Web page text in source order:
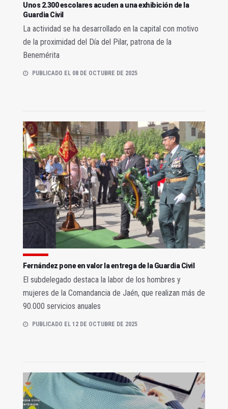
Unos 2.300 escolares acuden a una exhibición de la
Guardia Civil
La actividad se ha desarrollado en la capital con motivo
de la proximidad del Día del Pilar, patrona de la
Benemérita
PUBLICADO EL 08 DE OCTUBRE DE 2025
Fernández pone en valor la entrega de la Guardia Civil
El subdelegado destaca la labor de los hombres y
mujeres de la Comandancia de Jaén, que realizan más de
90.000 servicios anuales
PUBLICADO EL 12 DE OCTUBRE DE 2025